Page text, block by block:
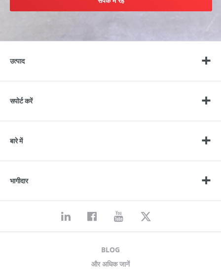
उत्पाद
सपोर्ट करें
बारे में
भागीदार
BLOG
और अधिक जानें